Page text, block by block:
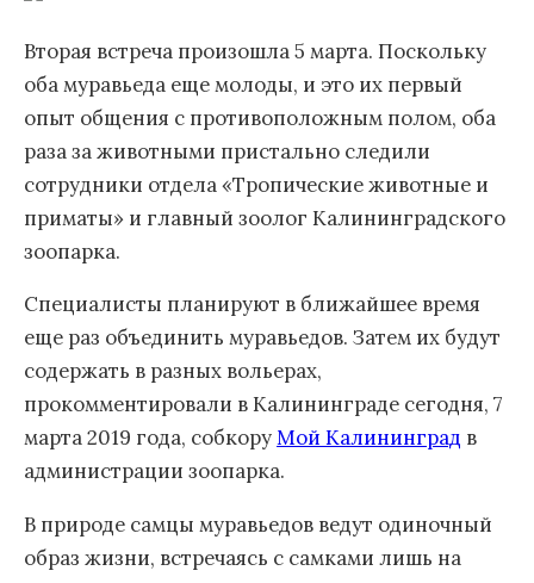
Вторая встреча произошла 5 марта. Поскольку
оба муравьеда еще молоды, и это их первый
опыт общения с противоположным полом, оба
раза за животными пристально следили
сотрудники отдела «Тропические животные и
приматы» и главный зоолог Калининградского
зоопарка.
Специалисты планируют в ближайшее время
еще раз объединить муравьедов. Затем их будут
содержать в разных вольерах,
прокомментировали в Калининграде сегодня, 7
марта 2019 года, собкоруМой Калининград в
администрации зоопарка.
В природе самцы муравьедов ведут одиночный
образ жизни, встречаясь с самками лишь на